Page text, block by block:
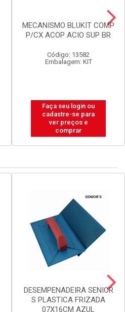
MECANISMO BLUKIT COMP
P/CX ACOP ACIO SUP BR
Código: 13582
Embalagem: KIT
Faça seu login ou
cadastre-se para
ver preços e
comprar
DESEMPENADEIRA SENIOR
S PLASTICA FRIZADA
07X16CM AZUL